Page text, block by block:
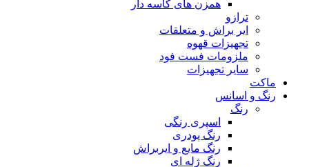
همزن های کاسه دار
ترازو
ایر براش و متعلقات
تجهیزات قهوه
ملزومات فست فود
سایر تجهیزات
ماکت
رنگ و اسانس
رنگ
اسپری رنگی
رنگ پودری
رنگ مایع و ایربراش
رنگ ژله ای